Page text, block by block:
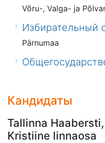
Võru-, Valga- ja
Избирательный
Pärnumaa
Кандидаты
Tallinna
Kristiine linnaosa